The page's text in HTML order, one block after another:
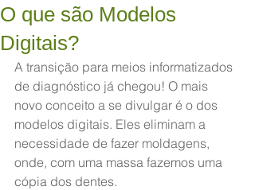
O que são Modelos
Digitais?
A transição para meios informatizados
de diagnóstico já chegou! O mais
novo conceito a se divulgar é o dos
modelos digitais. Eles eliminam a
necessidade de fazer moldagens,
onde, com uma massa fazemos uma
cópia dos dentes.